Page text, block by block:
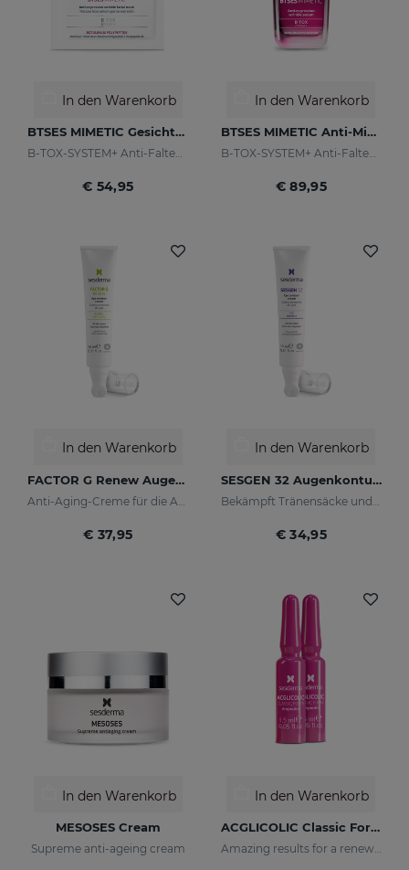
In den Warenkorb
BTSES MIMETIC Gesichtsmaske
B-TOX-SYSTEM+ Anti-Falten-Cocktail
€ 54,95
In den Warenkorb
BTSES MIMETIC Anti-Mimikfalten-Serum
B-TOX-SYSTEM+ Anti-Falten-Cocktail
€ 89,95
In den Warenkorb
FACTOR G Renew Augenkonturencreme
€ 37,95
In den Warenkorb
SESGEN 32 Augenkonturcreme
€ 34,95
In den Warenkorb
MESOSES Cream
Supreme anti-ageing cream
In den Warenkorb
ACGLICOLIC Classic Forte Ampoules
Amazing results for a renewed skin